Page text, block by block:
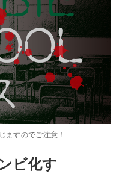
ますのでご注意！
ビ化す